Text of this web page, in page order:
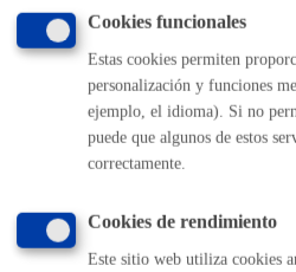
Sebastián
(gratuito desde Donostia / San
(+34) 943 481 000
Buzón de la ciudadanía
Informar de un error en la web
Enlaces útiles
Cookies funcionales
Estas cookies permiten
personalización y funciones
ejemplo, el idioma). Si no
puede que algunos de estos
correctamente.
Cookies de rendimiento
Este sitio web utiliza cookies